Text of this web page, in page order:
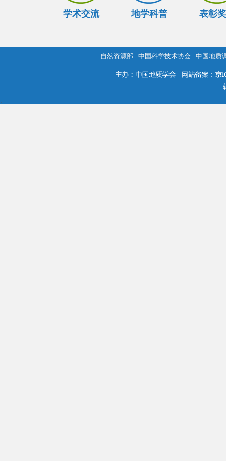
学术交流 地学科普 表彰
自然资源部 中国科学技术协会 中国地质
.